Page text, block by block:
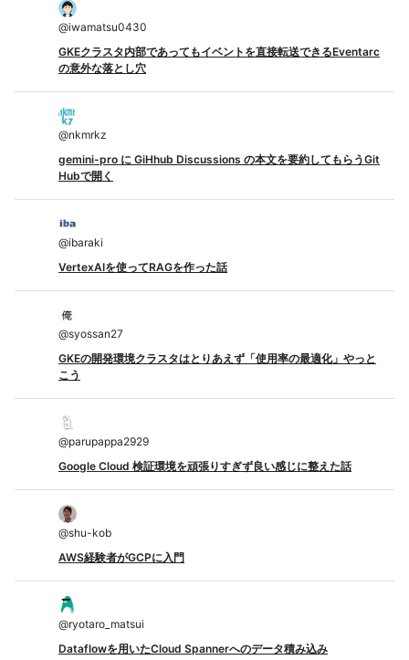
@iwamatsu0430
GKEクラスタ内部であってもイベントを直接転送できるEventarc
の意外な落とし穴
@nkmrkz
gemini-pro に GiHhub Discussions の本文を要約してもらうGit
Hubで開く
@ibaraki
VertexAIを使ってRAGを作った話
@syossan27
GKEの開発環境クラスタはとりあえず「使用率の最適化」やっと
こう
@parupappa2929
Google Cloud 検証環境を頑張りすぎず良い感じに整えた話
@shu-kob
AWS経験者がGCPに入門
@ryotaro_matsui
Dataflowを用いたCloud Spannerへのデータ積み込み